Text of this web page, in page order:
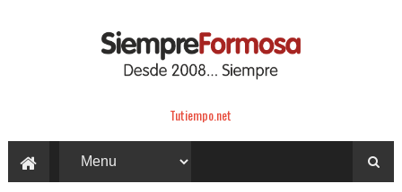
Tutiempo.net